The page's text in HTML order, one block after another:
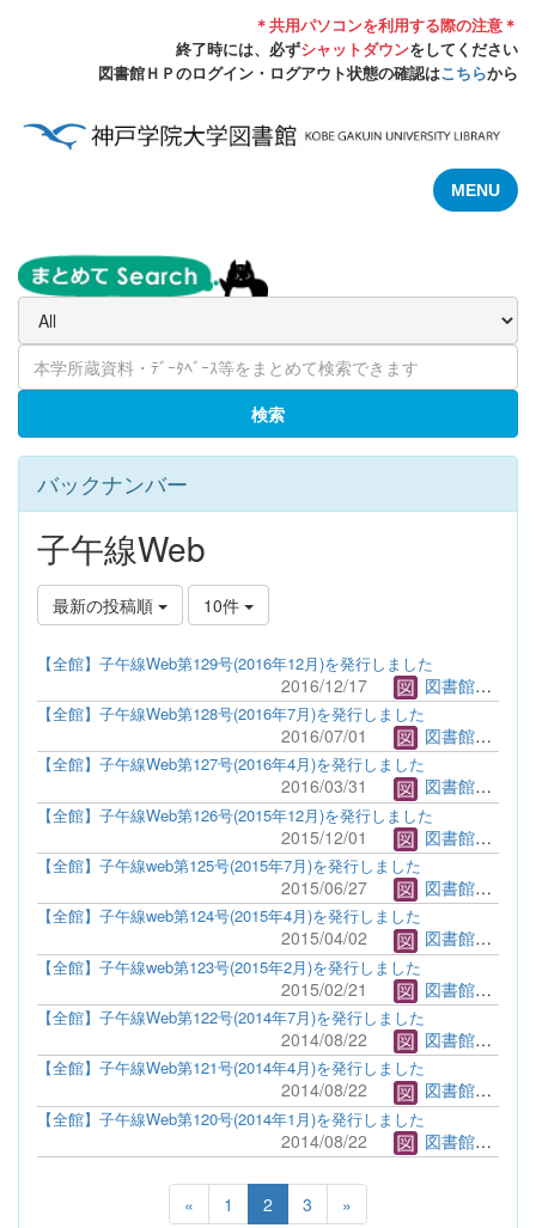
＊共用パソコンを利用する際の注意＊
終了時には、必ずシャットダウンをしてください
図書館ＨＰのログイン・ログアウト状態の確認はこちらから
MENU
検索
バックナンバー
子午線Web
最新の投稿順 10件
【全館】子午線Web第129号(2016年12月)を発行しました
2016/12/17 図書館管理者
【全館】子午線Web第128号(2016年7月)を発行しました
2016/07/01 図書館管理者
【全館】子午線Web第127号(2016年4月)を発行しました
2016/03/31 図書館管理者
【全館】子午線Web第126号(2015年12月)を発行しました
2015/12/01 図書館管理者
【全館】子午線web第125号(2015年7月)を発行しました
2015/06/27 図書館管理者
【全館】子午線web第124号(2015年4月)を発行しました
2015/04/02 図書館管理者
【全館】子午線web第123号(2015年2月)を発行しました
2015/02/21 図書館管理者
【全館】子午線Web第122号(2014年7月)を発行しました
2014/08/22 図書館管理者
【全館】子午線Web第121号(2014年4月)を発行しました
2014/08/22 図書館管理者
【全館】子午線Web第120号(2014年1月)を発行しました
2014/08/22 図書館管理者
« 1 2 3 »